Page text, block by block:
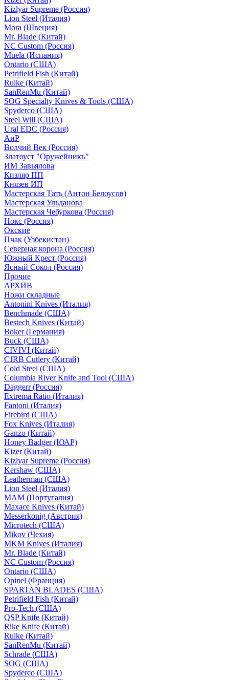
Kizlyar Supreme (Россия)
Lion Steel (Италия)
Mora (Швеция)
Mr. Blade (Китай)
NC Custom (Россия)
Muela (Испания)
Ontario (США)
Petrifield Fish (Китай)
Ruike (Китай)
SanRenMu (Китай)
SOG Specialty Knives & Tools (США)
Spyderco (США)
Steel Will (США)
Ural EDC (Россия)
АиР
Волчий Век (Россия)
Златоуст "Оружейникъ"
ИМ Завьялова
Кизляр ПП
Князев ИП
Мастерская Тать (Антон Белоусов)
Мастерская Ульданова
Мастерская Чебуркова (Россия)
Нокс (Россия)
Окские
Пчак (Узбекистан)
Северная корона (Россия)
Южный Крест (Россия)
Ясный Сокол (Россия)
Прочие
АРХИВ
Ножи складные
Antonini Knives (Италия)
Benchmade (США)
Bestech Knives (Китай)
Boker (Германия)
Buck (США)
CIVIVI (Китай)
CJRB Cutlery (Китай)
Cold Steel (США)
Columbia River Knife and Tool (США)
Daggerr (Россия)
Extrema Ratio (Италия)
Fantoni (Италия)
Firebird (США)
Fox Knives (Италия)
Ganzo (Китай)
Honey Badger (ЮАР)
Kizer (Китай)
Kizlyar Supreme (Россия)
Kershaw (США)
Leatherman (США)
Lion Steel (Италия)
MAM (Португалия)
Maxace Knives (Китай)
Messerkonig (Австрия)
Microtech (США)
Mikov (Чехия)
MKM Knives (Италия)
Mr. Blade (Китай)
NC Custom (Россия)
Ontario (США)
Opinel (Франция)
SPARTAN BLADES (США)
Petrifield Fish (Китай)
Pro-Tech (США)
QSP Knife (Китай)
Rike Knife (Китай)
Ruike (Китай)
SanRenMu (Китай)
Schrade (США)
SOG (США)
Spyderco (США)